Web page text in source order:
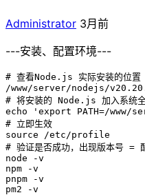
Administrator 3月前
---安装、配置环境---
# 查看Node.js 实际安装的位置
/www/server/nodejs/
# 将安装的 Node.js 加入系统全
echo 'export PATH=/
# 立即生效
source /etc/profile
# 验证是否成功，出现版本号 =
node -v
npm -v
pnpm -v
pm2 -v